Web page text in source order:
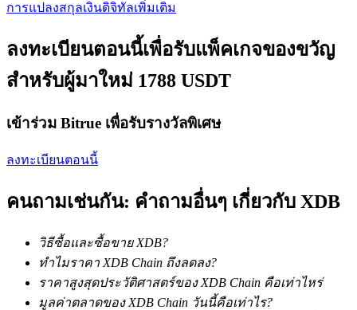
การแปลงสกุลเงินดิจิทัลเพิ่มเติม
ลงทะเบียนตอนนี้เพื่อรับแพ็คเกจของขวัญ
สำหรับผู้มาใหม่ 1788 USDT
เข้าร่วม Bitrue เพื่อรับรางวัลพิเศษ
ลงทะเบียนตอนนี้
คนถามเช่นกัน: คำถามอื่นๆ เกี่ยวกับ XDB
วิธีซื้อและซื้อขาย XDB?
ทำไมราคา XDB Chain ถึงลดลง?
ราคาสูงสุดประวัติศาสตร์ของ XDB Chain คือเท่าไหร่
มูลค่าตลาดของ XDB Chain วันนี้คือเท่าไร?